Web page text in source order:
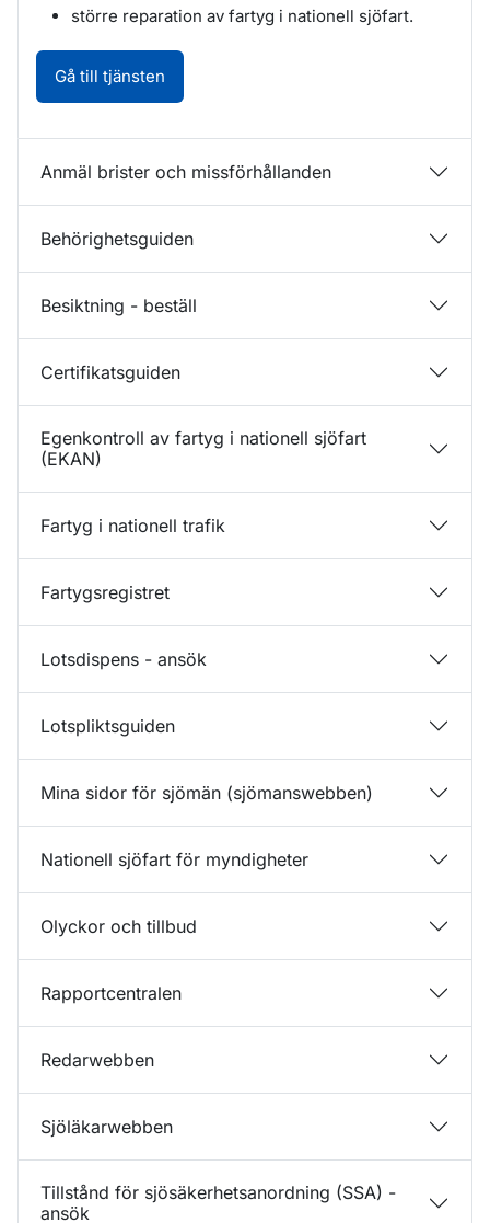
större reparation av fartyg i nationell sjöfart.
Gå till tjänsten
Anmäl brister och missförhållanden
Behörighetsguiden
Besiktning - beställ
Certifikatsguiden
Egenkontroll av fartyg i nationell sjöfart
(EKAN)
Fartyg i nationell trafik
Fartygsregistret
Lotsdispens - ansök
Lotspliktsguiden
Mina sidor för sjömän (sjömanswebben)
Nationell sjöfart för myndigheter
Olyckor och tillbud
Rapportcentralen
Redarwebben
Sjöläkarwebben
Tillstånd för sjösäkerhetsanordning (SSA) -
ansök